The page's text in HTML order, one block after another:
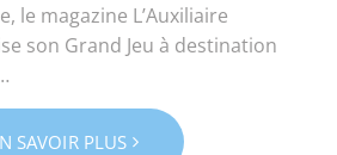
le magazine L’Auxiliaire
son Grand Jeu à destination
SAVOIR PLUS